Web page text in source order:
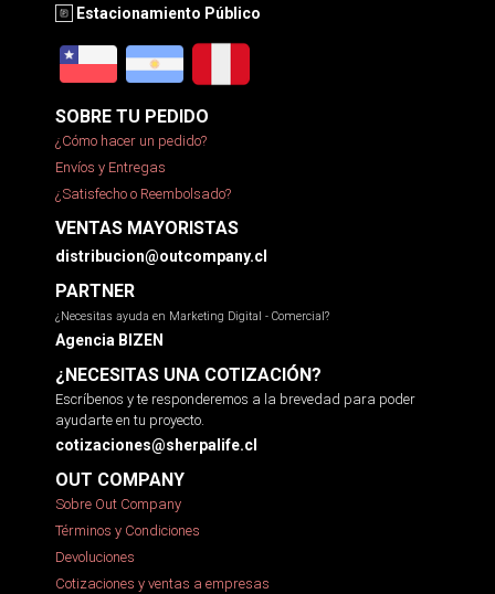
Estacionamiento Público
SOBRE TU PEDIDO
¿Cómo hacer un pedido?
Envíos y Entregas
¿Satisfecho o Reembolsado?
VENTAS MAYORISTAS
distribucion@outcompany.cl
PARTNER
¿Necesitas ayuda en Marketing Digital - Comercial?
Agencia BIZEN
¿NECESITAS UNA COTIZACIÓN?
Escríbenos y te responderemos a la brevedad para poder
ayudarte en tu proyecto.
cotizaciones@sherpalife.cl
OUT COMPANY
Sobre Out Company
Términos y Condiciones
Devoluciones
Cotizaciones y ventas a empresas